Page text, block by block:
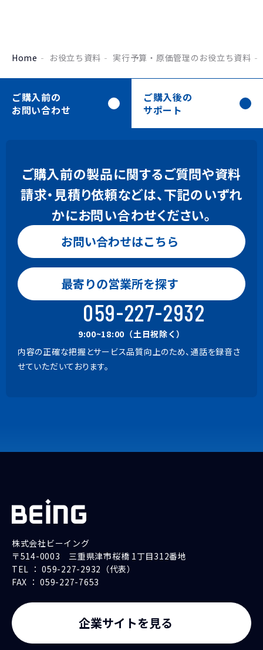
Home お役立ち資料 実行予算・原価管理のお役立ち資料
ご購入前の
お問い合わせ
ご購入前の製品に関するご質問や資料
請求・見積り依頼などは、下記のいずれ
かにお問い合わせください。
お問い合わせはこちら
最寄りの営業所を探す
059-227-2932
9:00~18:00（土日祝除く）
内容の正確な把握とサービス品質向上のため、通話を録音さ
せていただいております。
ご購入後の
サポート
お問い合わせはこちら
0120-24-9801
Gaia, BeingBudget, BeingBid
9:00~18:00（土日祝除く）
059-221-0815
上記以外の商品
9:00~18:00（土日祝除く）
株式会社ビーイング
〒514-0003 三重県津市桜橋 1丁目312番地
TEL ： 059-227-2932（代表）
FAX ： 059-227-7653
企業サイトを見る